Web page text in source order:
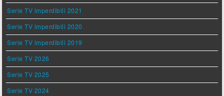
Serie TV imperdibili 2021
Serie TV imperdibili 2020
Serie TV imperdibili 2019
Serie TV 2026
Serie TV 2025
Serie TV 2024